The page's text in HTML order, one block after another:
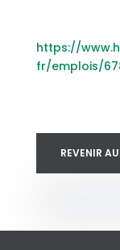
https://
fr/emplois/
REVENIR